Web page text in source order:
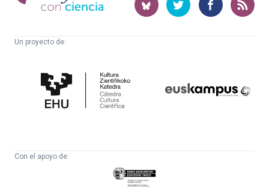
ciencia
Un proyecto de:
Cultura
Científica
Con el apoyo de:
Eusko